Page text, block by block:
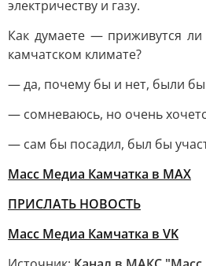
электричеству и газу.
Как думаете — приживутся
камчатском климате?
— да, почему бы и нет, были
— сомневаюсь, но очень
— сам бы посадил, был бы
Масс Медиа Камчатка в MAX
ПРИСЛАТЬ НОВОСТЬ
Масс Медиа Камчатка в VK